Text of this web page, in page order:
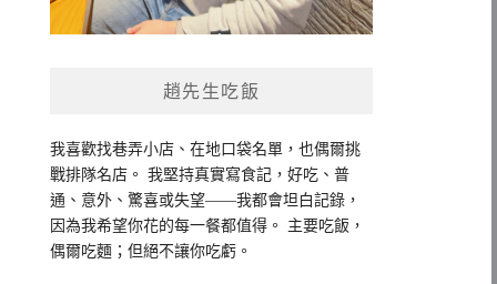
趙先生吃飯
我喜歡找巷弄小店、在地口袋名單，也偶爾挑
戰排隊名店。 我堅持真實寫食記，好吃、普
通、意外、驚喜或失望——我都會坦白記錄，
因為我希望你花的每一餐都值得。 主要吃飯，
偶爾吃麵；但絕不讓你吃虧。